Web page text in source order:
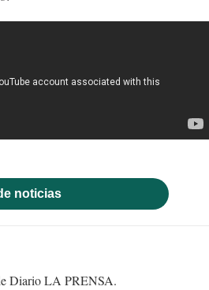
noticias
Diario LA PRENSA.